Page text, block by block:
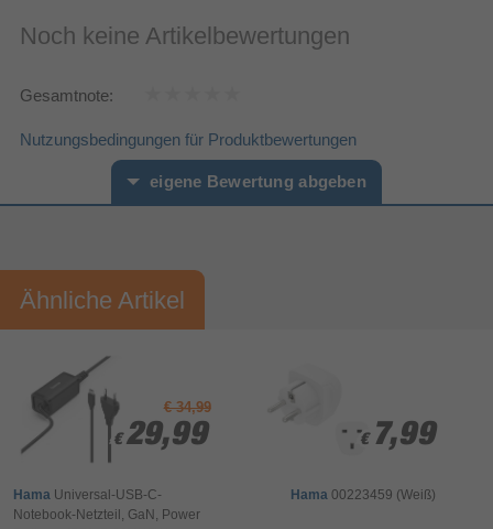
Noch keine Artikelbewertungen
Gesamtnote:
Nutzungsbedingungen für Produktbewertungen
eigene Bewertung abgeben
Ihre Bewertung:
Ihr Kommentar*
Ähnliche Artikel
€ 34,99
€ 29,99
€ 29,99
Hama Universal-USB-C-
Notebook-Netzteil, GaN, Power
€ 7,99
€ 7,99
Hama 00223459 (Weiß)